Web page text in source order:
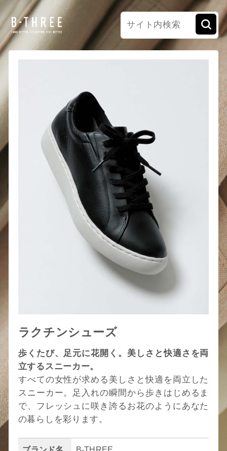
ラクチンシューズ
歩くたび、足元に花開く。美しさと快適さを両
立するスニーカー。
すべての女性が求める美しさと快適を両立した
スニーカー。足入れの瞬間から歩きはじめるま
で、フレッシュに咲き誇るお花のようにあなた
の暮らしを彩ります。